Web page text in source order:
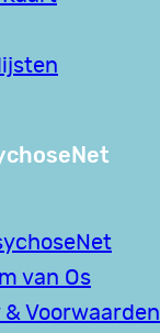
van Os
& Voorwaarden